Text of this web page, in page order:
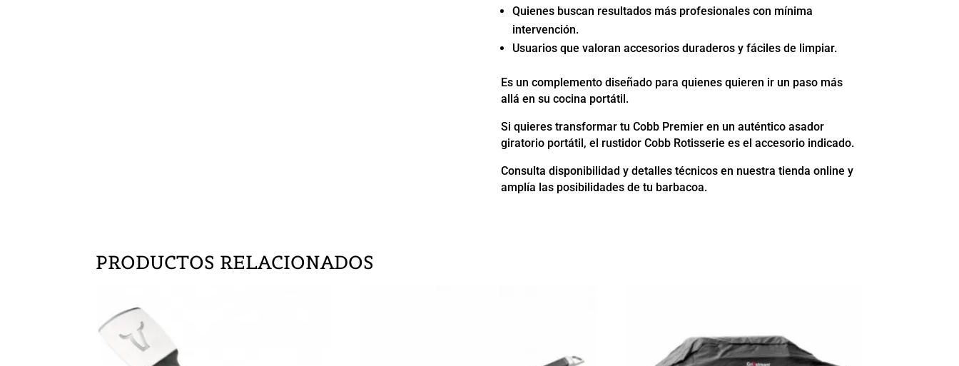
Quienes buscan resultados más profesionales con mínima
intervención.
Usuarios que valoran accesorios duraderos y fáciles de limpiar.
Es un complemento diseñado para quienes quieren ir un paso más
allá en su cocina portátil.
Si quieres transformar tu Cobb Premier en un auténtico asador
giratorio portátil, el rustidor Cobb Rotisserie es el accesorio indicado.
Consulta disponibilidad y detalles técnicos en nuestra tienda online y
amplía las posibilidades de tu barbacoa.
PRODUCTOS RELACIONADOS